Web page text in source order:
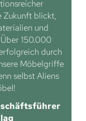
Zukunft blickt,
und
150.000
durch
Möbelgriffe
selbst Aliens